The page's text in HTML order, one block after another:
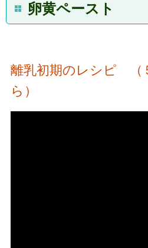
卵黄ペースト
離乳初期のレシピ （
ら）